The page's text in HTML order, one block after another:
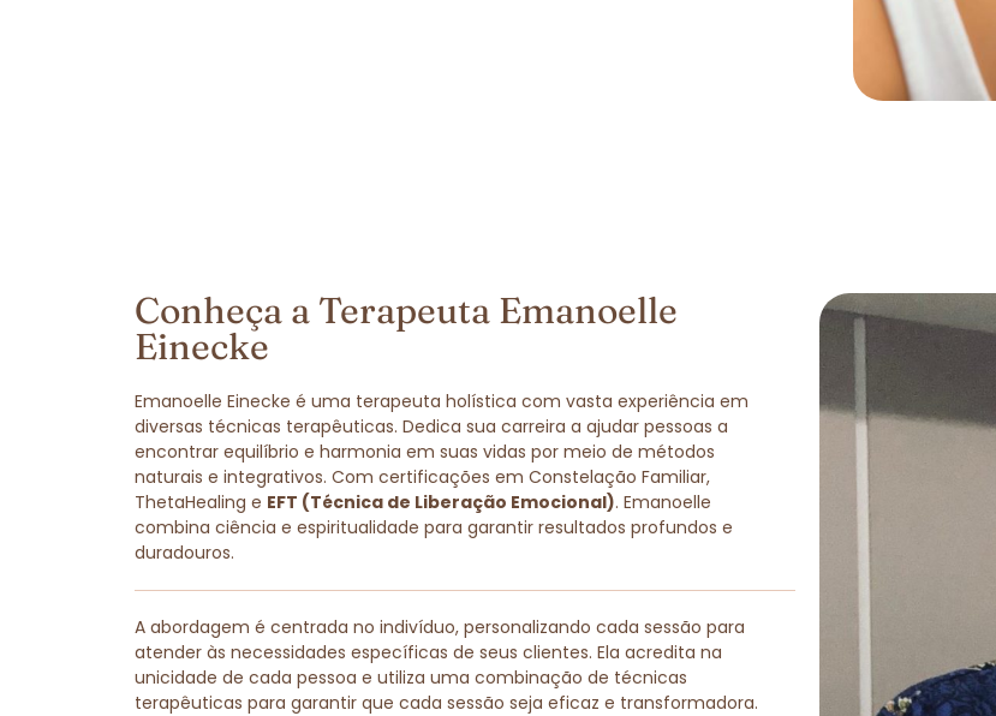
Conheça a Terapeuta Emanoelle
Einecke
Emanoelle Einecke é uma terapeuta holística com vasta experiência em
diversas técnicas terapêuticas. Dedica sua carreira a ajudar pessoas a
encontrar equilíbrio e harmonia em suas vidas por meio de métodos
naturais e integrativos. Com certificações em Constelação Familiar,
ThetaHealing e EFT (Técnica de Liberação Emocional). Emanoelle
combina ciência e espiritualidade para garantir resultados profundos e
duradouros.
A abordagem é centrada no indivíduo, personalizando cada sessão para
atender às necessidades específicas de seus clientes. Ela acredita na
unicidade de cada pessoa e utiliza uma combinação de técnicas
terapêuticas para garantir que cada sessão seja eficaz e transformadora.